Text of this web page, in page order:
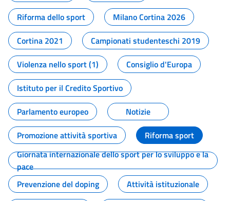
Riforma dello sport
Milano Cortina 2026
Cortina 2021
Campionati studenteschi 2019
Violenza nello sport (1)
Consiglio d'Europa
Istituto per il Credito Sportivo
Parlamento europeo
Notizie
Promozione attività sportiva
Riforma sport
Giornata internazionale dello sport per lo sviluppo e la
pace
Prevenzione del doping
Attività istituzionale